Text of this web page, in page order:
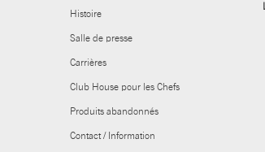
Histoire
Salle de presse
Carrières
Club House pour les Chefs
Produits abandonnés
Contact / Information